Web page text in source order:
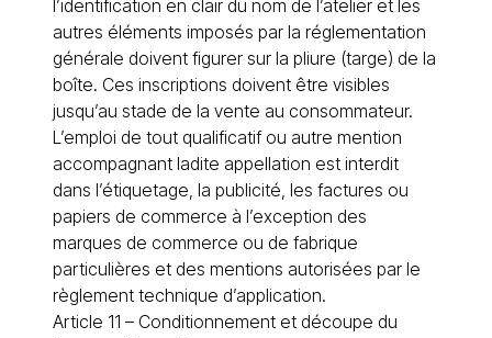
l’identification en clair du nom de l’atelier et les
autres éléments imposés par la réglementation
générale doivent figurer sur la pliure (targe) de la
boîte. Ces inscriptions doivent être visibles
jusqu’au stade de la vente au consommateur.
L’emploi de tout qualificatif ou autre mention
accompagnant ladite appellation est interdit
dans l’étiquetage, la publicité, les factures ou
papiers de commerce à l’exception des
marques de commerce ou de fabrique
particulières et des mentions autorisées par le
règlement technique d’application.
Article 11 – Conditionnement et découpe du